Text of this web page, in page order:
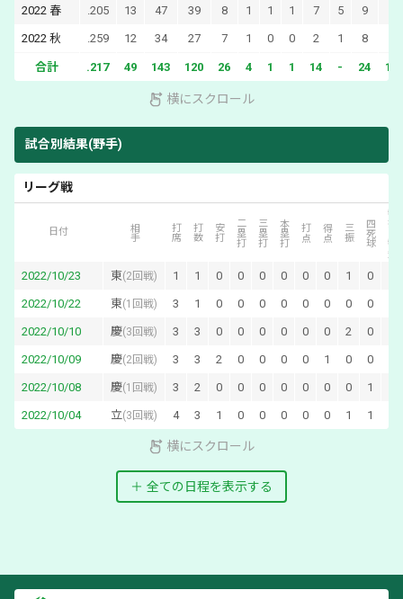
2022 春 .205 13 47 39 8 1 1 1 7 5 9
2022 秋 .259 12 34 27 7 1 0 0 2 1 8
合計 .217 49 143 120 26 4 1 1 14 - 24 14
横にスクロール
試合別結果(野手)
リーグ戦
日付 相手 打席 打数 安打 二塁打 三塁打 本塁打 打点 得点 三振 四死球 犠打・犠飛
2022/10/23 東(2回戦) 1 1 0 0 0 0 0 0 1 0
2022/10/22 東(1回戦) 3 1 0 0 0 0 0 0 0 0
2022/10/10 慶(3回戦) 3 3 0 0 0 0 0 0 2 0
2022/10/09 慶(2回戦) 3 3 2 0 0 0 0 1 0 0
2022/10/08 慶(1回戦) 3 2 0 0 0 0 0 0 0 1
2022/10/04 立(3回戦) 4 3 1 0 0 0 0 0 1 1
横にスクロール
全ての日程を表示する